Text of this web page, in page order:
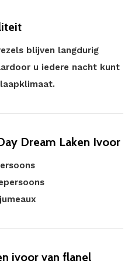
blijven langdurig
u iedere nacht kunt
Dream Laken Ivoor
ivoor van flanel